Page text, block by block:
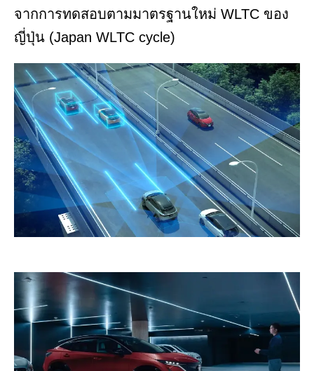
จากการทดสอบตามมาตรฐานใหม่ WLTC ของ
ญี่ปุ่น (Japan WLTC cycle)